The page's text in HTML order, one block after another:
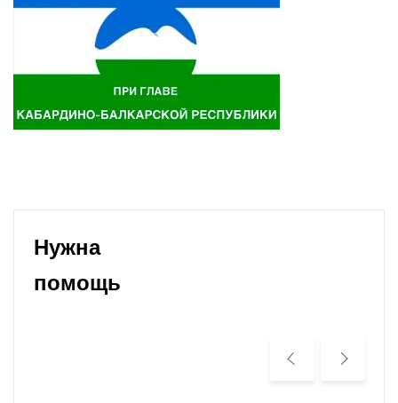
Нужна
помощь